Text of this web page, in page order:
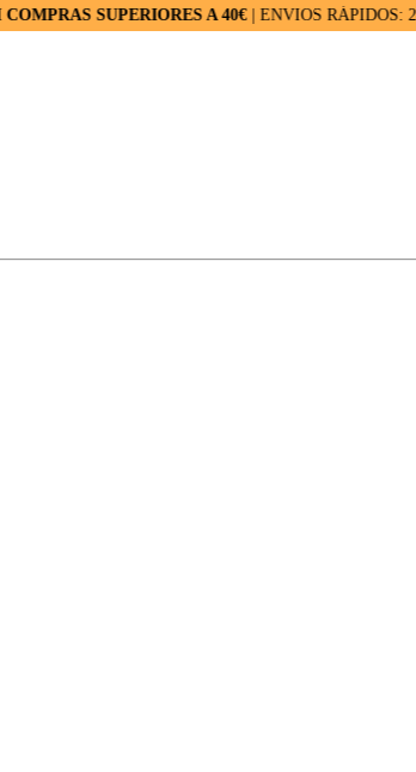
SUPERIORES A 40€| ENVIOS RÁPIDOS: 24/48H |